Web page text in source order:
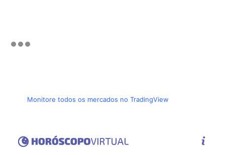
Monitore todos os mercados no TradingView